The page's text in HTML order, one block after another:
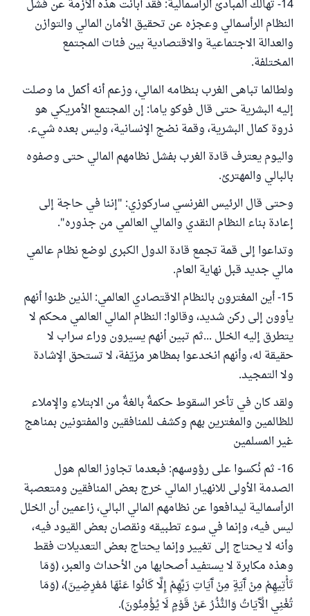
14- تهالك المبادئ الرأسمالية: فقد أبانت هذه الأزمة عن فشل
النظام الرأسمالي وعجزه عن تحقيق الأمان المالي والتوازن
والعدالة الاجتماعية والاقتصادية بين فئات المجتمع
المختلفة.
ولطالما تباهى الغرب بنظامه المالي، وزعم أنه أكمل ما وصلت
إليه البشرية حتى قال فوكو ياما: إن المجتمع الأمريكي هو
ذروة كمال البشرية، وقمة نضج الإنسانية، وليس بعده شيء.
واليوم يعترف قادة الغرب بفشل نظامهم المالي حتى وصفوه
بالبالي والمهترئ.
وحتى قال الرئيس الفرنسي ساركوزي: "إننا في حاجة إلى
إعادة بناء النظام النقدي والمالي العالمي من جذوره".
وتداعوا إلى قمة تجمع قادة الدول الكبرى لوضع نظام عالمي
مالي جديد قبل نهاية العام.
15- أين المغترون بالنظام الاقتصادي العالمي: الذين ظنوا أنهم
يأوون إلى ركن شديد، وقالوا: النظام المالي العالمي محكم لا
يتطرق إليه الخلل ...ثم تبين أنهم يسيرون وراء سراب لا
حقيقة له، وأنهم انخدعوا بمظاهر مزيّفة، لا تستحق الإشادة
ولا التمجيد.
ولقد كان في تأخر السقوط حكمةٌ بالغةٌ من الابتلاءِ والإملاء
للظالمين والمغترين بهم وكشف للمنافقين والمفتونين بمناهج
غير المسلمين
16- ثم نُكسوا على رؤوسهم: فبعدما تجاوز العالم هول
الصدمة الأولى للانهيار المالي خرج بعض المنافقين ومتعصبة
الرأسمالية ليدافعوا عن نظامهم المالي البالي، زاعمين أن الخلل
ليس فيه، وإنما في سوء تطبيقه ونقصان بعض القيود فيه،
وأنه لا يحتاج إلى تغيير وإنما يحتاج بعض التعديلات فقط
وهذه مكابرة لا يستفيد أصحابها من الأحداث والعبر، (وَمَا
تَأْتِيهِمْ مِنْ آَيَةٍ مِنْ آَيَاتِ رَبِّهِمْ إِلَّا كَانُوا عَنْهَا مُعْرِضِينَ)، (وَمَا
تُغْنِي الْآَيَاتُ وَالنُّذُرُ عَنْ قَوْمٍ لَا يُؤْمِنُونَ).